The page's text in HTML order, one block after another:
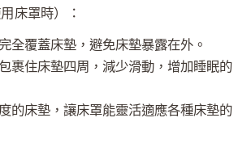
床罩時）：
全覆蓋床墊，避免床墊暴露在外。
裹住床墊四周，減少滑動，增加睡眠的
的床墊，讓床罩能靈活適應各種床墊的